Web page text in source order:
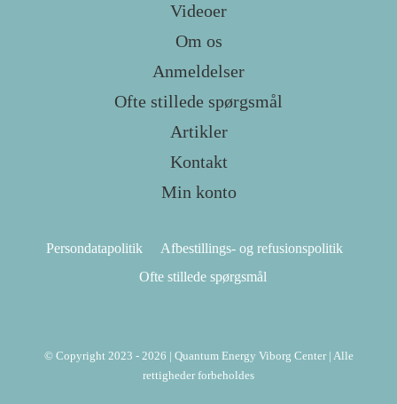
Videoer
Om os
Anmeldelser
Ofte stillede spørgsmål
Artikler
Kontakt
Min konto
Persondatapolitik
Afbestillings- og refusionspolitik
Ofte stillede spørgsmål
© Copyright 2023 - 2026 | Quantum Energy Viborg Center | Alle
rettigheder forbeholdes